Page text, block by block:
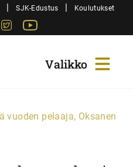
| SJK-Edustus | Koulutukset
Twitter
vuoden pelaaja, Oksanen